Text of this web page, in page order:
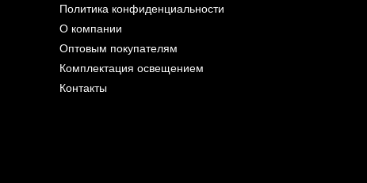
Политика конфиденциальности
О компании
Оптовым покупателям
Комплектация освещением
Контакты